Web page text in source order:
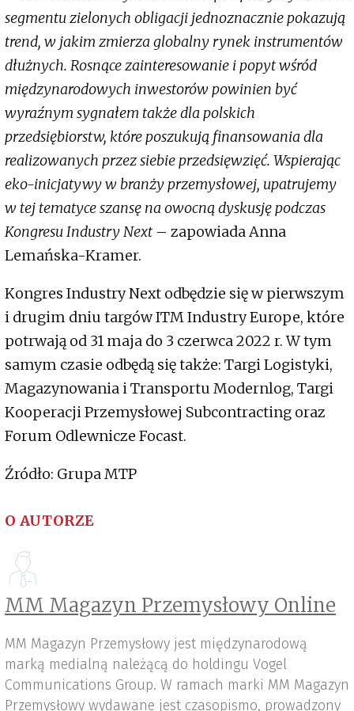
segmentu zielonych obligacji jednoznacznie pokazują
trend, w jakim zmierza globalny rynek instrumentów
dłużnych. Rosnące zainteresowanie i popyt wśród
międzynarodowych inwestorów powinien być
wyraźnym sygnałem także dla polskich
przedsiębiorstw, które poszukują finansowania dla
realizowanych przez siebie przedsięwzięć. Wspierając
eko-inicjatywy w branży przemysłowej, upatrujemy
w tej tematyce szansę na owocną dyskusję podczas
Kongresu Industry Next – zapowiada Anna
Lemańska-Kramer.
Kongres Industry Next odbędzie się w pierwszym
i drugim dniu targów ITM Industry Europe, które
potrwają od 31 maja do 3 czerwca 2022 r. W tym
samym czasie odbędą się także: Targi Logistyki,
Magazynowania i Transportu Modernlog, Targi
Kooperacji Przemysłowej Subcontracting oraz
Forum Odlewnicze Focast.
Źródło: Grupa MTP
O AUTORZE
MM Magazyn Przemysłowy Online
MM Magazyn Przemysłowy jest międzynarodową
marką medialną należącą do holdingu Vogel
Communications Group. W ramach marki MM Magazyn
Przemysłowy wydawane jest czasopismo, prowadzony